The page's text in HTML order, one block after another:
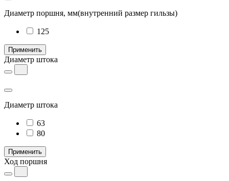
Диаметр поршня, мм(внутренний размер гильзы)
125
Применить
Диаметр штока
Диаметр штока
63
80
Применить
Ход поршня